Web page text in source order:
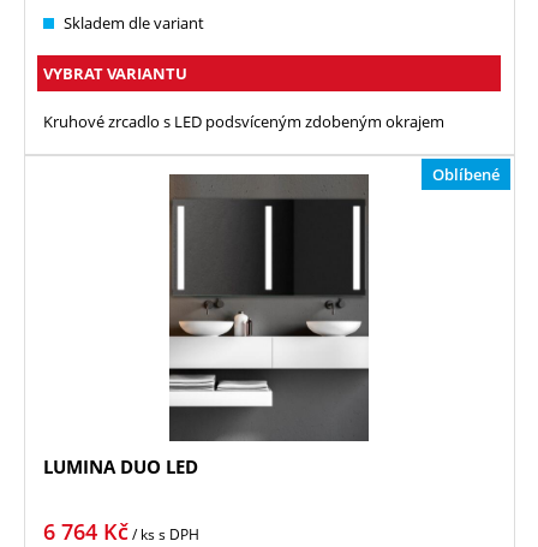
Skladem dle variant
VYBRAT VARIANTU
Kruhové zrcadlo s LED podsvíceným zdobeným okrajem
Oblíbené
LUMINA DUO LED
6 764 Kč/ kss DPH